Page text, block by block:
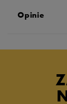
Opinie